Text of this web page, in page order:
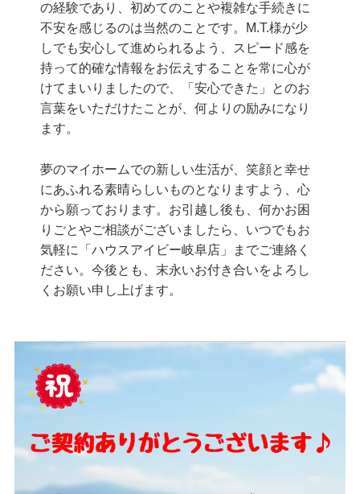
の経験であり、初めてのことや複雑な手続きに
不安を感じるのは当然のことです。M.T.様が少
しでも安心して進められるよう、スピード感を
持って的確な情報をお伝えすることを常に心が
けてまいりましたので、「安心できた」とのお
言葉をいただけたことが、何よりの励みになり
ます。
夢のマイホームでの新しい生活が、笑顔と幸せ
にあふれる素晴らしいものとなりますよう、心
から願っております。お引越し後も、何かお困
りごとやご相談がございましたら、いつでもお
気軽に「ハウスアイビー岐阜店」までご連絡く
ださい。今後とも、末永いお付き合いをよろし
くお願い申し上げます。